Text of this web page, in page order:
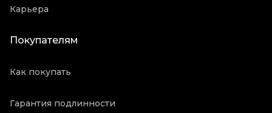
Карьера
Покупателям
Как покупать
Гарантия подлинности